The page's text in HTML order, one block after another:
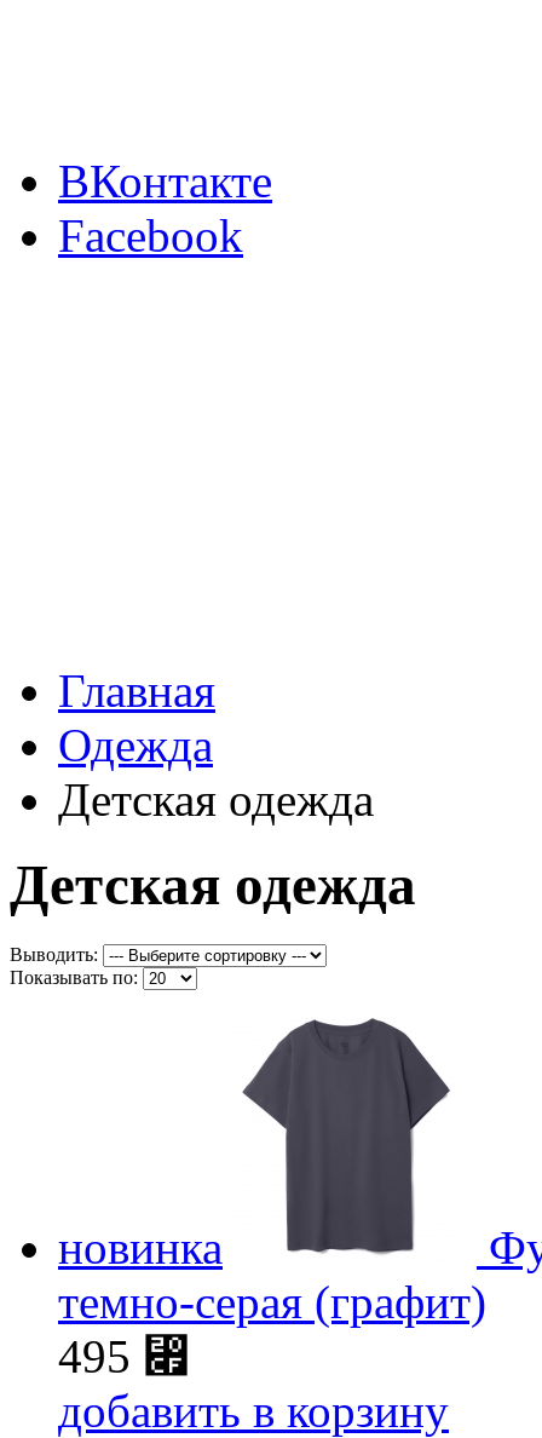
ВКонтакте
Facebook
Главная
Одежда
Детская одежда
Детская одежда
Выводить:
Показывать по:
новинка
темно-серая (графит)
495 ⃏
добавить в корзину